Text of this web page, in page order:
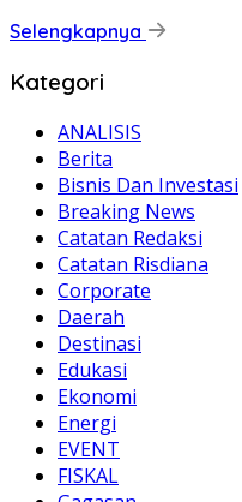
Selengkapnya
Kategori
ANALISIS
Berita
Bisnis Dan Investasi
Breaking News
Catatan Redaksi
Catatan Risdiana
Corporate
Daerah
Destinasi
Edukasi
Ekonomi
Energi
EVENT
FISKAL